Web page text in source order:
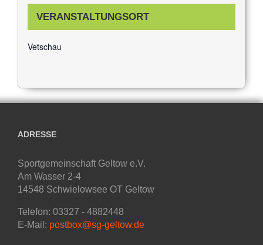
VERANSTALTUNGSORT
Vetschau
ADRESSE
Sportgemeinschaft Geltow e.V.
Am Wasser 2-4
14548 Schwielowsee OT Geltow
Telefon: 03327 - 4882448
E-Mail: postbox@sg-geltow.de